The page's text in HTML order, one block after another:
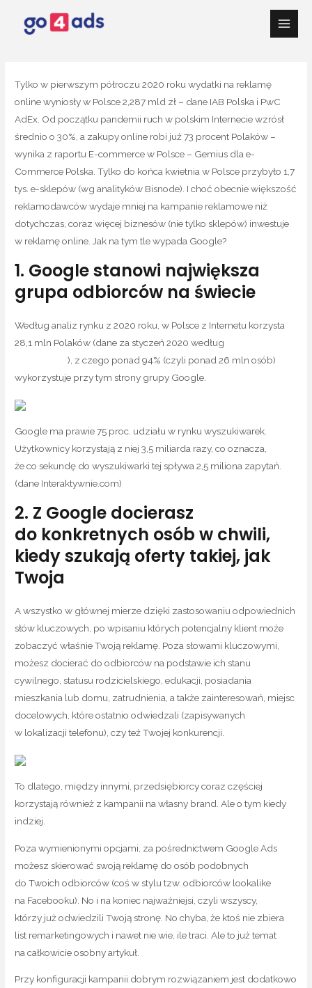
Main
Tylko w pierwszym półroczu 2020 roku wydatki na reklamę
online wyniosły w Polsce 2,287 mld zł – dane IAB Polska i PwC
AdEx. Od początku pandemii ruch w polskim Internecie wzrósł
średnio o 30%, a zakupy online robi już 73 procent Polaków –
wynika z raportu E-commerce w Polsce – Gemius dla e-
Commerce Polska. Tylko do końca kwietnia w Polsce przybyło 1,7
tys. e-sklepów (wg analityków Bisnode). I choć obecnie większość
reklamodawców wydaje mniej na kampanie reklamowe niż
dotychczas, coraz więcej biznesów (nie tylko sklepów) inwestuje
w reklamę online. Jak na tym tle wypada Google?
1. Google stanowi największa
grupa odbiorców na świecie
Według analiz rynku z 2020 roku, w Polsce z Internetu korzysta
28,1 mln Polaków (dane za styczeń 2020 według
Gemius/PBI), z czego ponad 94% (czyli ponad 26 mln osób)
wykorzystuje przy tym strony grupy Google.
Google ma prawie 75 proc. udziału w rynku wyszukiwarek.
Użytkownicy korzystają z niej 3,5 miliarda razy, co oznacza,
że co sekundę do wyszukiwarki tej spływa 2,5 miliona zapytań.
(dane Interaktywnie.com)
2. Z Google docierasz
do konkretnych osób w chwili,
kiedy szukają oferty takiej, jak
Twoja
A wszystko w głównej mierze dzięki zastosowaniu odpowiednich
słów kluczowych, po wpisaniu których potencjalny klient może
zobaczyć właśnie Twoją reklamę. Poza słowami kluczowymi,
możesz docierać do odbiorców na podstawie ich stanu
cywilnego, statusu rodzicielskiego, edukacji, posiadania
mieszkania lub domu, zatrudnienia, a także zainteresowań, miejsc
docelowych, które ostatnio odwiedzali (zapisywanych
w lokalizacji telefonu), czy też Twojej konkurencji.
To dlatego, między innymi, przedsiębiorcy coraz częściej
korzystają również z kampanii na własny brand. Ale o tym kiedy
indziej.
Poza wymienionymi opcjami, za pośrednictwem Google Ads
możesz skierować swoją reklamę do osób podobnych
do Twoich odbiorców (coś w stylu tzw. odbiorców lookalike
na Facebooku). No i na koniec najważniejsi, czyli wszyscy,
którzy już odwiedzili Twoją stronę. No chyba, że ktoś nie zbiera
list remarketingowych i nawet nie wie, ile traci. Ale to już temat
na całkowicie osobny artykuł.
Przy konfiguracji kampanii dobrym rozwiązaniem jest dodatkowo